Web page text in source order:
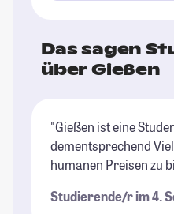
Das sagen
über Gießen
"Gießen ist eine
dementsprechend
humanen Preisen zu
Studierende/r im 4.